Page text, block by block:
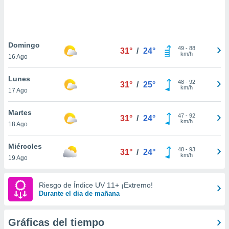
únicos
similares
como
sitio
de
posible
traten tus
en
interés
Para
su
Domingo
16 Ago
31° / 24° 49- 88
km/h
Lunes
17 Ago
31° / 25° 48- 92
km/h
Martes
18 Ago
31° / 24° 47- 92
km/h
Miércoles
19 Ago
31° / 24° 48- 93
km/h
Riesgo de Índice UV 11+ ¡Extremo!
Durante el dia de mañana
Gráficas del tiempo